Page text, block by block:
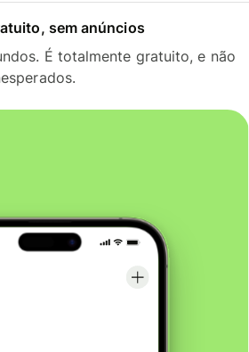
sem anúncios
É totalmente gratuito, e não